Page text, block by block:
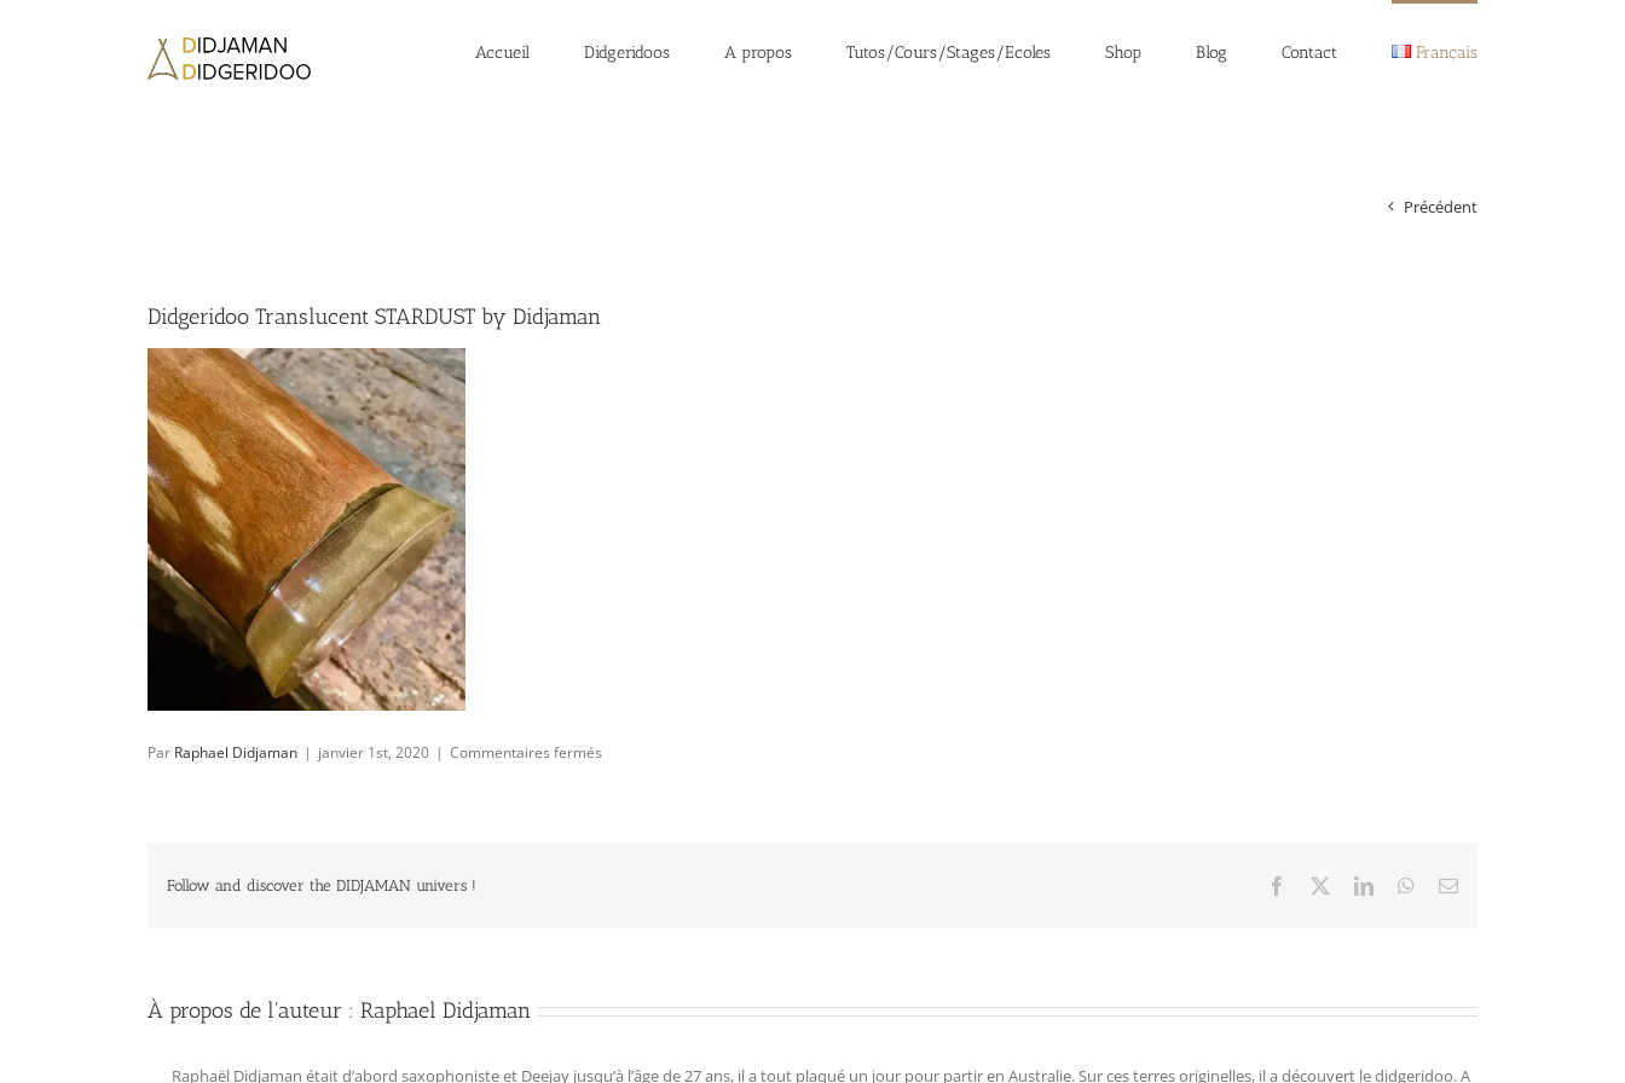
Accueil Didgeridoos A propos Tutos/Cours/Stages/Ecoles Shop Blog Contact Français
Précédent
Didgeridoo Translucent STARDUST by Didjaman
Par Raphael Didjaman | janvier 1st, 2020 | Commentaires fermés
Follow and discover the DIDJAMAN univers ! Facebook LinkedInWhatsApp
Email
À propos de l'auteur : Raphael Didjaman
Raphaël Didjaman était d’abord saxophoniste et Deejay jusqu’à l’âge de 27 ans, il a tout plaqué un jour pour partir en Australie. Sur ces terres originelles, il a découvert le didgeridoo. A